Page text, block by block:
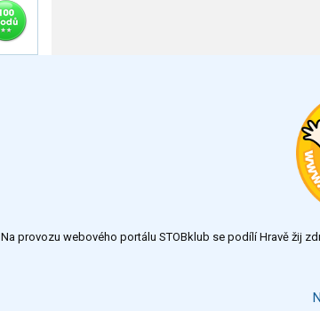
Na provozu webového portálu STOBklub se podílí Hravě žij